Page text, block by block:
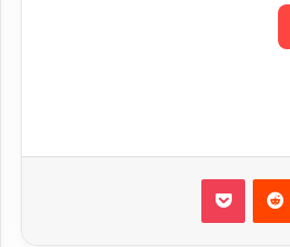
‏Reddit
‫Pocket